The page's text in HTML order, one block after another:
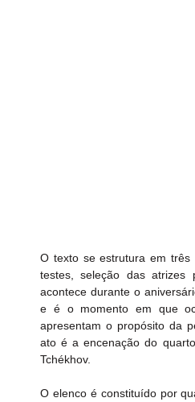
O texto se estrutura em
testes, seleção das atrizes
acontece durante o
e é o momento em que
apresentam o propósito da
ato é a encenação do
Tchékhov.
O elenco é constituído por